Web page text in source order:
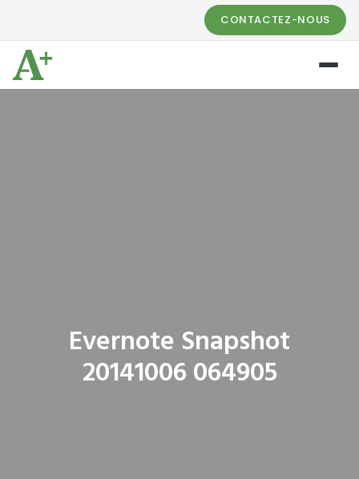
CONTACTEZ-NOUS
Evernote Snapshot
20141006 064905